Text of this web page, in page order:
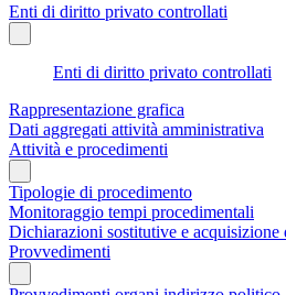
Enti di diritto privato controllati
Enti di diritto privato controllati
Rappresentazione grafica
Dati aggregati attività amministrativa
Attività e procedimenti
Tipologie di procedimento
Monitoraggio tempi procedimentali
Dichiarazioni sostitutive e
Provvedimenti